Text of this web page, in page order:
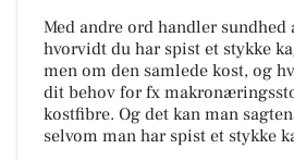
Med andre ord handler sundhed
hvorvidt du har spist et stykke
men om den samlede kost, og
dit behov for fx
kostfibre. Og det kan man
selvom man har spist et stykke